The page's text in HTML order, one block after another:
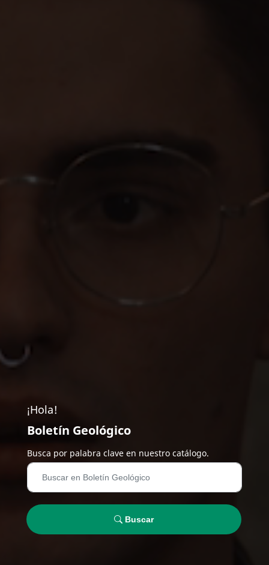
¡Hola!
Boletín Geológico
Busca por palabra clave en nuestro catálogo.
Buscar